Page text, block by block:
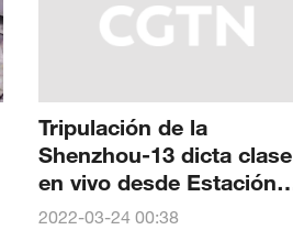
Tripulación de la
Shenzhou-13 dicta clase
en vivo desde Estación
Espacial China
2022-03-24 00:38